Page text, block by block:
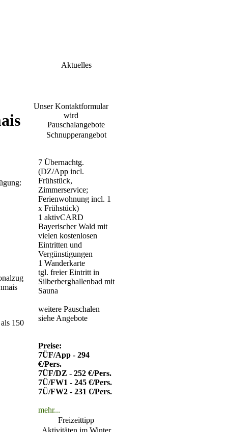
150
Aktuelles
Unser Kontaktformular
wird
überarbeitet.
Anfragen bitte mit E-
zimmeranfrage@haus-
drei-
birken.de
Wir würden uns freuen
Sie bei uns begrüßen
zu dürfen
Fam. Wölfl
Pauschalangebote
Schnupperangebot
7 Übernachtg.
(DZ/App incl.
Frühstück,
Zimmerservice;
Ferienwohnung incl. 1
x Frühstück)
1 aktivCARD
Bayerischer Wald mit
vielen kostenlosen
Eintritten und
Vergünstigungen
1 Wanderkarte
tgl. freier Eintritt in
Silberberghallenbad mit
Sauna
weitere Pauschalen
siehe Angebote
Preise:
7ÜF/App - 294
€/Pers.
7ÜF/DZ - 252 €/Pers.
7Ü/FW1 - 245 €/Pers.
7Ü/FW2 - 231 €/Pers.
mehr...
Freizeittipp
Aktivitäten im Winter